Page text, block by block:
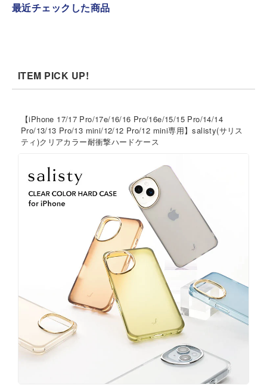
最近チェックした商品
ITEM PICK UP!
【iPhone 17/17 Pro/17e/16/16 Pro/16e/15/15 Pro/14/14
Pro/13/13 Pro/13 mini/12/12 Pro/12 mini専用】salisty(サリス
ティ)クリアカラー耐衝撃ハードケース